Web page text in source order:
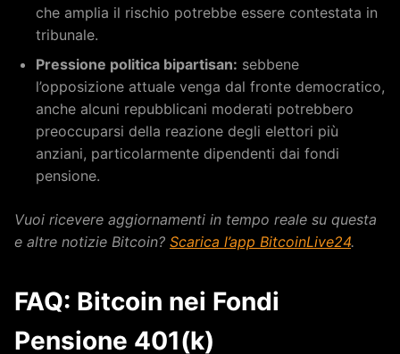
che amplia il rischio potrebbe essere contestata in
tribunale.
Pressione politica bipartisan: sebbene
l’opposizione attuale venga dal fronte democratico,
anche alcuni repubblicani moderati potrebbero
preoccuparsi della reazione degli elettori più
anziani, particolarmente dipendenti dai fondi
pensione.
Vuoi ricevere aggiornamenti in tempo reale su questa
e altre notizie Bitcoin? Scarica l’app BitcoinLive24.
FAQ: Bitcoin nei Fondi
Pensione 401(k)